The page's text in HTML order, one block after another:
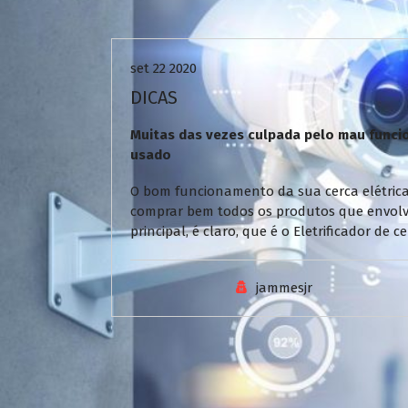
Uncategorized
set 22 2020
DICAS
Muitas das vezes culpada pelo mau
usado
O bom funcionamento da sua cerca
comprar bem todos os produtos que
principal, é claro, que é o Eletrificador de
jammesjr